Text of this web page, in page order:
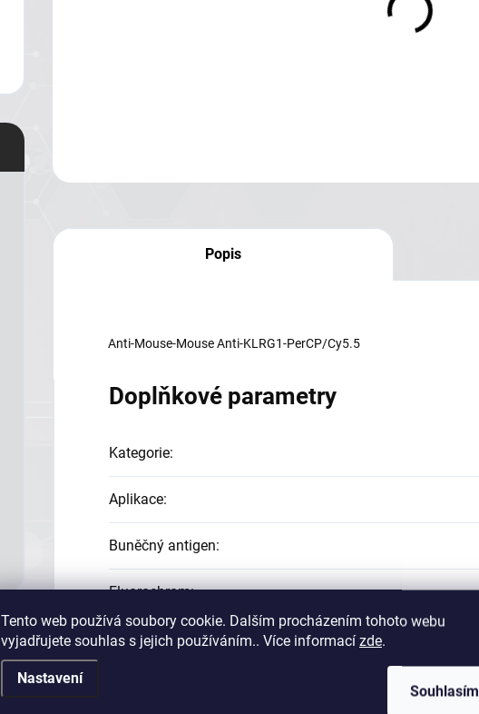
Tento web používá soubory cookie. Dalším procházením tohoto webu
vyjadřujete souhlas s jejich používáním.. Více informací zde.
Nastavení
Souhlasím
Popis
Anti-Mouse-Mouse Anti-KLRG1-PerCP/Cy5.5
Doplňkové parametry
Kategorie:
Aplikace:
Buněčný antigen:
Fluorochrom:
Izotyp: